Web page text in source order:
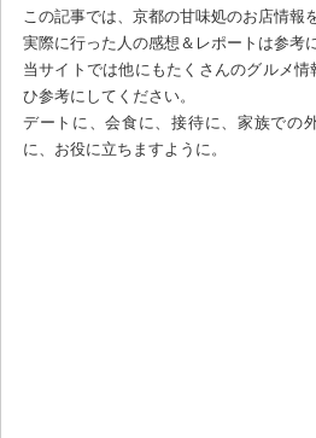
この記事では、京都の甘味処のお店情報
実際に行った人の感想＆レポートは参考
当サイトでは他にもたくさんのグルメ
ひ参考にしてください。
デートに、会食に、接待に、家族での
に、お役に立ちますように。